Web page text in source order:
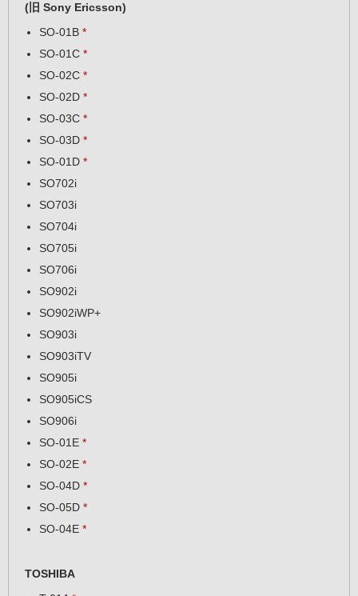
(旧 Sony Ericsson)
SO-01B *
SO-01C *
SO-02C *
SO-02D *
SO-03C *
SO-03D *
SO-01D *
SO702i
SO703i
SO704i
SO705i
SO706i
SO902i
SO902iWP+
SO903i
SO903iTV
SO905i
SO905iCS
SO906i
SO-01E *
SO-02E *
SO-04D *
SO-05D *
SO-04E *
TOSHIBA